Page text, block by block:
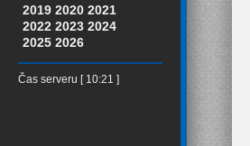
2019 2020 2021
2022 2023 2024
2025 2026
Čas serveru [ 10:21 ]